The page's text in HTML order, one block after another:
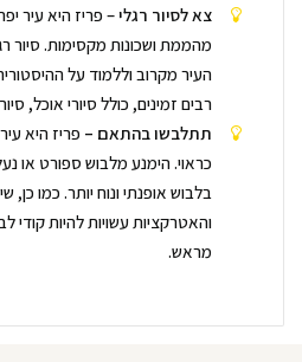
צא לסיור רגלי– פריז היא עיר
מהממת ושכונות מקסימות. סיור
העיר מקרוב וללמוד על
רבים זמינים, כולל סיורי אוכל,
תתלבשו בהתאם – פריז היא
כראוי. הימנע מלבוש ספורט או
בלבוש אופנתי ונוח יותר. כמו
והאטרקציות עשויות להיות
מראש.